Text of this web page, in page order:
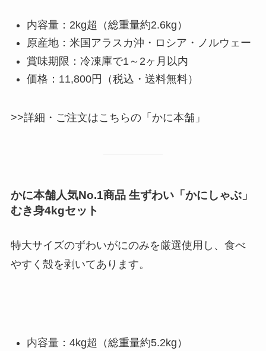
内容量：2kg超（総重量約2.6kg）
原産地：米国アラスカ沖・ロシア・ノルウェー
賞味期限：冷凍庫で1～2ヶ月以内
価格：11,800円（税込・送料無料）
>>詳細・ご注文はこちらの「かに本舗」
かに本舗人気No.1商品 生ずわい「かにしゃぶ」
むき身4kgセット
特大サイズのずわいがにのみを厳選使用し、食べ
やすく殻を剥いてあります。
内容量：4kg超（総重量約5.2kg）